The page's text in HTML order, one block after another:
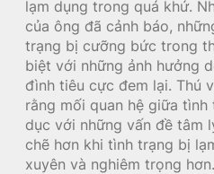
lạm dụng trong quá khứ.
của ông đã cảnh báo,
trạng bị cưỡng bức trong
biệt với những ảnh hưởng
đình tiêu cực đem lại. Thú
rằng mối quan hệ giữa
dục với những vấn đề tâm
chẽ hơn khi tình trạng bị
xuyên và nghiêm trọng hơn.